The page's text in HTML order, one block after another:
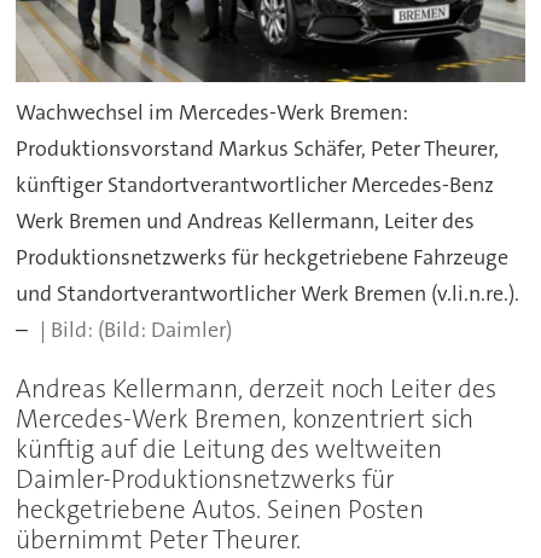
Wachwechsel im Mercedes-Werk Bremen:
Produktionsvorstand Markus Schäfer, Peter Theurer,
künftiger Standortverantwortlicher Mercedes-Benz
Werk Bremen und Andreas Kellermann, Leiter des
Produktionsnetzwerks für heckgetriebene Fahrzeuge
und Standortverantwortlicher Werk Bremen (v.li.n.re.).
–
(Bild: Daimler)
Andreas Kellermann, derzeit noch Leiter des
Mercedes-Werk Bremen, konzentriert sich
künftig auf die Leitung des weltweiten
Daimler-Produktionsnetzwerks für
heckgetriebene Autos. Seinen Posten
übernimmt Peter Theurer.